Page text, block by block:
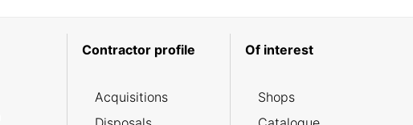
Contractor profile
Acquisitions
Of interest
Shops